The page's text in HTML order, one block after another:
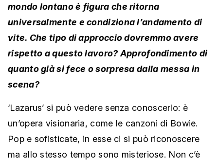
mondo lontano è figura che ritorna
universalmente e condiziona l’andamento di
vite. Che tipo di approccio dovremmo avere
rispetto a questo lavoro? Approfondimento di
quanto già si fece o sorpresa dalla messa in
scena?
‘Lazarus’ si può vedere senza conoscerlo: è
un’opera visionaria, come le canzoni di Bowie.
Pop e sofisticate, in esse ci si può riconoscere
ma allo stesso tempo sono misteriose. Non c’è